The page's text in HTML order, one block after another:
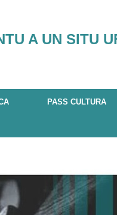
A UN SITU
PASS CULTURA